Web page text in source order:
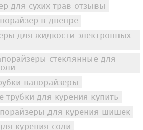
для сухих трав отзывы
в днепре
для жидкости электронных
стеклянные для
вапорайзеры
трубки для курения купить
для курения шишек
курения соли